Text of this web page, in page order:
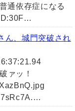
通依存症になる
ん、城門突破され
ァッ！